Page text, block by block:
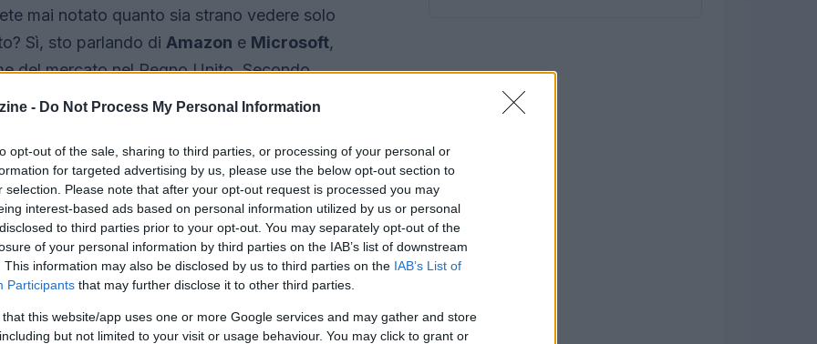
- Do Not Process My Personal Information
opt-out of the sale, sharing to third parties, or processing of your personal or
for targeted advertising by us, please use the below opt-out section to
selection. Please note that after your opt-out request is processed you may
interest-based ads based on personal information utilized by us or personal
to third parties prior to your opt-out. You may separately opt-out of the
of your personal information by third parties on the IAB’s list of downstream
This information may also be disclosed by us to third parties on the IAB’s List of
Participants that may further disclose it to other third parties.
that this website/app uses one or more Google services and may gather and store
but not limited to your visit or usage behaviour. You may click to grant or
mai notato quanto sia strano vedere solo
Sì, sto parlando di Amazon e Microsoft,
del mercato nel Regno Unito. Secondo
concorrenza e i mercati, queste due aziende
dei servizi cloud. Un dato che fa davvero